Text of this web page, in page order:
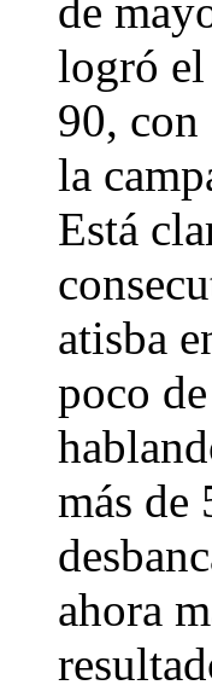
de
logró el
90, con
la
Está
atisba
poco
más de
ahora